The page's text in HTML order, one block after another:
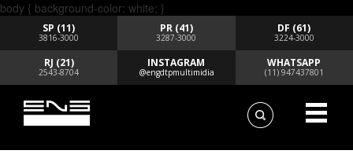
body { background-color: white; }
SP (11)
3816-3000
PR (41)
3287-3000
DF (61)
3224-3000
RJ (21)
2543-8704
INSTAGRAM
@engdtpmultimidia
WHATSAPP
(11) 947437801